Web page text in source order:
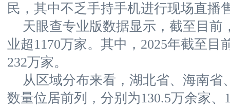
民，其中不乏手持手机进行现场直播
天眼查专业版数据显示，截至目前
业超1170万家。其中，2025年截至目
232万家。
从区域分布来看，湖北省、海南省
数量位居前列，分别为130.5万余家、